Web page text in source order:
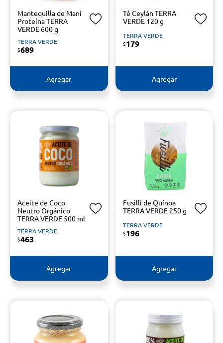
Mantequilla de Maní
Proteína TERRA
VERDE 600 g
TERRA VERDE
$689
Agregar
Té Ceylán TERRA
VERDE 120 g
TERRA VERDE
$179
Agregar
Aceite de Coco
Neutro Orgánico
TERRA VERDE 500 ml
TERRA VERDE
$463
Agregar
Fusilli de Quínoa
TERRA VERDE 250 g
TERRA VERDE
$196
Agregar